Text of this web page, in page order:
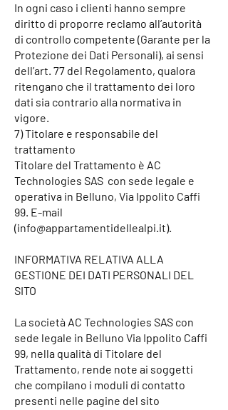
In ogni caso i clienti hanno sempre
diritto di proporre reclamo all’autorità
di controllo competente (Garante per la
Protezione dei Dati Personali), ai sensi
dell’art. 77 del Regolamento, qualora
ritengano che il trattamento dei loro
dati sia contrario alla normativa in
vigore.
7) Titolare e responsabile del
trattamento
Titolare del Trattamento è AC
Technologies SAS con sede legale e
operativa in Belluno, Via Ippolito Caffi
99. E-mail
(info@appartamentidellealpi.it).
INFORMATIVA RELATIVA ALLA
GESTIONE DEI DATI PERSONALI DEL
SITO
La società AC Technologies SAS con
sede legale in Belluno Via Ippolito Caffi
99, nella qualità di Titolare del
Trattamento, rende note ai soggetti
che compilano i moduli di contatto
presenti nelle pagine del sito